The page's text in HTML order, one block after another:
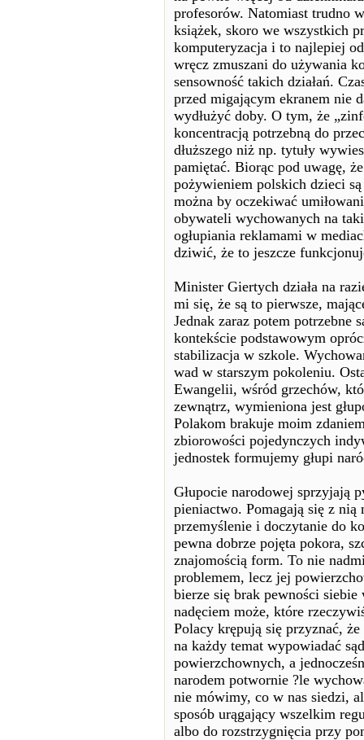
profesorów. Natomiast trudno
książek, skoro we wszystkich
komputeryzacja i to najlepiej
wręcz zmuszani do używania
sensowność takich działań.
przed migającym ekranem nie
wydłużyć doby. O tym, że
koncentracją potrzebną do
dłuższego niż np. tytuły
pamiętać. Biorąc pod uwagę,
pożywieniem polskich dzieci
można by oczekiwać
obywateli wychowanych na
ogłupiania reklamami w
dziwić, że to jeszcze
Minister Giertych działa na
mi się, że są to pierwsze,
Jednak zaraz potem potrzebne
kontekście podstawowym
stabilizacja w szkole.
wad w starszym pokoleniu.
Ewangelii, wśród grzechów,
zewnątrz, wymieniona jest
Polakom brakuje moim
zbiorowości pojedynczych
jednostek formujemy głupi
Głupocie narodowej sprzyjają
pieniactwo. Pomagają się z nią
przemyślenie i doczytanie do
pewna dobrze pojęta pokora,
znajomością form. To nie
problemem, lecz jej
bierze się brak pewności
nadęciem może, które
Polacy krępują się przyznać,
na każdy temat wypowiadać
powierzchownych, a
narodem potwornie ?le
nie mówimy, co w nas siedzi,
sposób urągający wszelkim
albo do rozstrzygnięcia przy